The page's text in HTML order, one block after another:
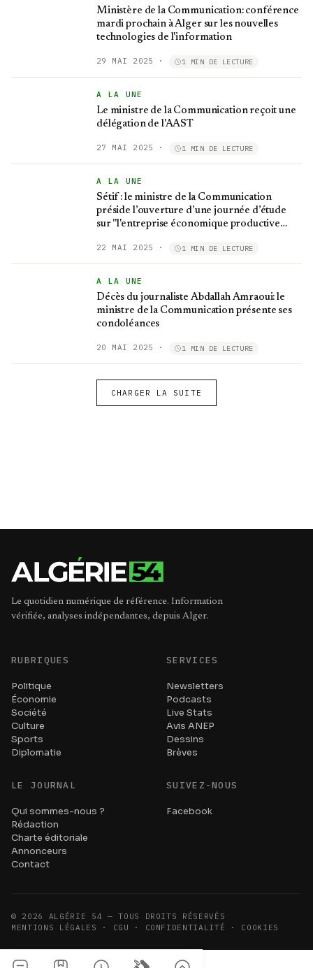
Ministère de la Communication: conférence
mardi prochain à Alger sur les nouvelles
technologies de l'information
29 MAI 2025 · 1 MIN DE LECTURE
A LA UNE
Le ministre de la Communication reçoit une
délégation de l'AAST
27 MAI 2025 · 1 MIN DE LECTURE
A LA UNE
Sétif : le ministre de la Communication
préside l’ouverture d’une journée d’étude
sur ''l'entreprise économique productive
22 MAI 2025 · 1 MIN DE LECTURE
A LA UNE
Décès du journaliste Abdallah Amraoui: le
ministre de la Communication présente ses
condoléances
20 MAI 2025 · 1 MIN DE LECTURE
CHARGER LA SUITE
Le quotidien numérique de référence. Information
vérifiée, analyses indépendantes, depuis Alger.
RUBRIQUES
Politique
Économie
Société
Culture
Sports
Diplomatie
SERVICES
Newsletters
Podcasts
Live Stats
Avis ANEP
Dessins
Brèves
LE JOURNAL
Qui sommes-nous ?
Rédaction
Charte éditoriale
Annonceurs
Contact
SUIVEZ-NOUS
Facebook
© 2026
ALGÉRIE 54 — TOUS DROITS RÉSERVÉS
MENTIONS LÉGALES · CGU · CONFIDENTIALITÉ · COOKIES